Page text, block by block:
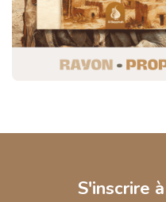
S'inscrire